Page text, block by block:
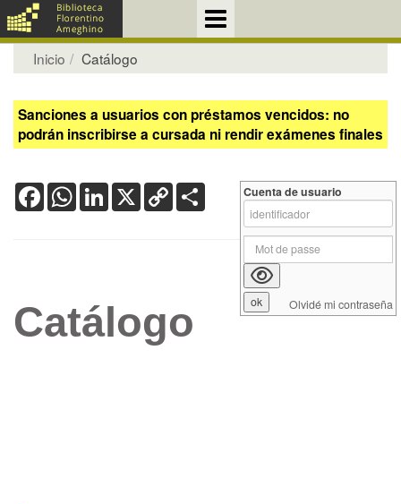
Inicio Catálogo
Sanciones a usuarios con préstamos vencidos: no
podrán inscribirse a cursada ni rendir exámenes finales
FacebookWhatsApp
LinkedIn
X Copy
Link
Catálogo
Cuenta de usuario
Olvidé mi contraseña